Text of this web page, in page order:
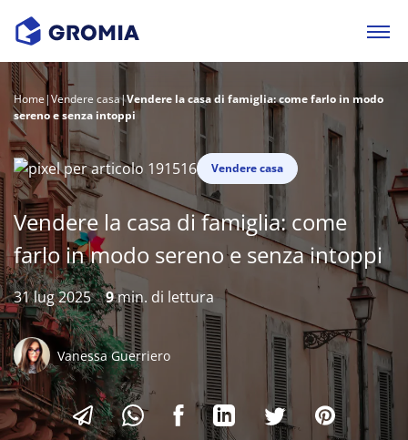
Home|Vendere casa|Vendere la casa di famiglia: come farlo in modo
sereno e senza intoppi
Vendere casa
Vendere la casa di famiglia: come
farlo in modo sereno e senza intoppi
31 lug 2025 9min. di lettura
Vanessa Guerriero